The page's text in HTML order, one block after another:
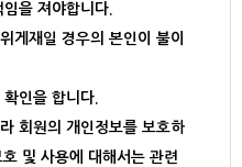
을 져야합니다.
게재일 경우의 본인이 불이
인을 합니다.
회원의 개인정보를 보호하
및 사용에 대해서는 관련